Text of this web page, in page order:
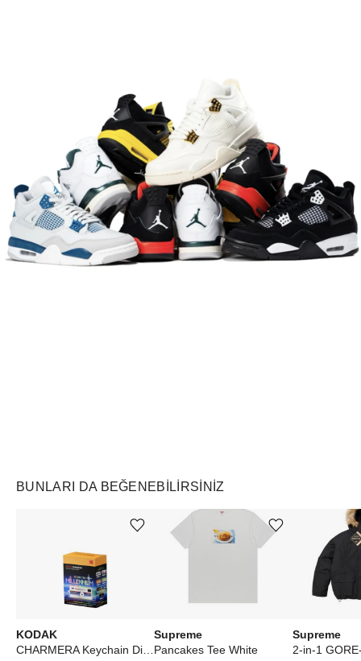
BUNLARI DA BEĞENEBILIRSINIZ
KODAK
CHARMERA Keychain Digital Camera Blind Box - MILLENNIUM
Ürünü istek listesine ekle veya listeden çıkar
Supreme
Pancakes Tee White
Ürünü istek listesine ekle veya listeden çıkar
Supreme